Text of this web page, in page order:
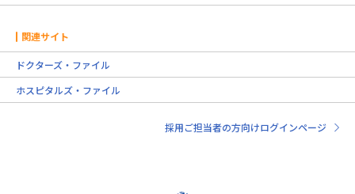
関連サイト
ドクターズ・ファイル
ホスピタルズ・ファイル
採用ご担当者の方向けログインページ